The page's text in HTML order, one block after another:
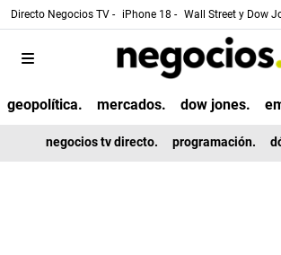
Directo Negocios TV - iPhone 18 - Wall Street y Dow
geopolítica. mercados. dow jones.
negocios tv directo. programación.